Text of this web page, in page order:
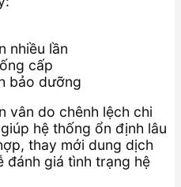
nhiều lần
cấp
bảo dưỡng
vân do chênh lệch chi
hệ thống ổn định lâu
thay mới dung dịch
đánh giá tình trạng hệ